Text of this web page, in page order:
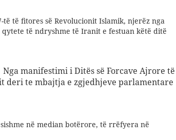
të të fitores së Revolucionit Islamik, njerëz nga
të ndryshme të Iranit e festuan këtë ditë
manifestimi i Ditës së Forcave Ajrore të
deri te mbajtja e zgjedhjeve parlamentare
në median botërore, të rrëfyera në